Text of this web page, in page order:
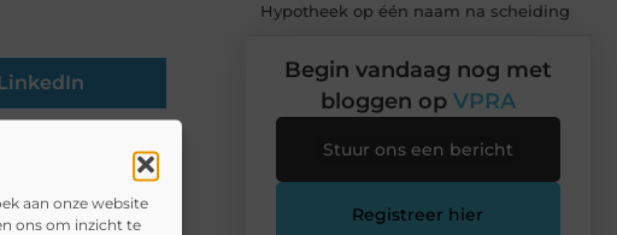
aan onze website
ons om inzicht te
Hypotheek op één naam na scheiding
Begin vandaag nog met
bloggen op VPRA
Stuur ons een bericht
Registreer hier